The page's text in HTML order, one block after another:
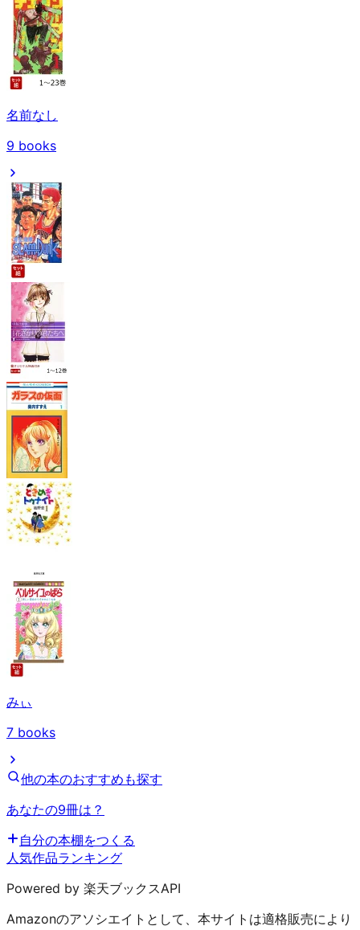
名前なし
9 books
みぃ
7 books
他の本のおすすめも探す
あなたの9冊は？
自分の本棚をつくる
人気作品ランキング
Powered by 楽天ブックスAPI
Amazonのアソシエイトとして、本サイトは適格販売により